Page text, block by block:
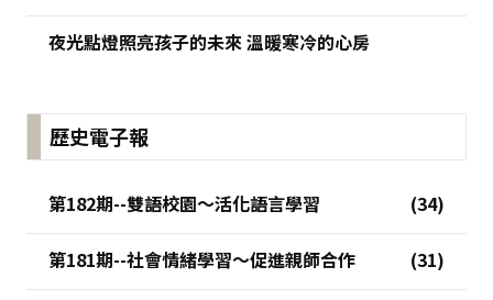
夜光點燈照亮孩子的未來 溫暖寒冷的心房
歷史電子報
第182期--雙語校園～活化語言學習
第181期--社會情緒學習～促進親師合作